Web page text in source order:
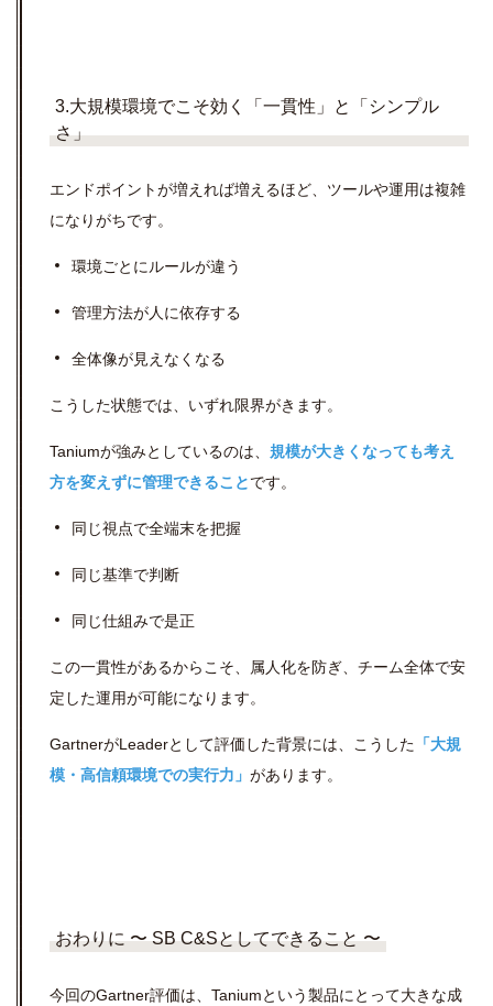
3.大規模環境でこそ効く「一貫性」と「シンプル
さ」
エンドポイントが増えれば増えるほど、ツールや運用は複雑
になりがちです。
環境ごとにルールが違う
管理方法が人に依存する
全体像が見えなくなる
こうした状態では、いずれ限界がきます。
Taniumが強みとしているのは、 規模が大きくなっても考え
方を変えずに管理できることです。
同じ視点で全端末を把握
同じ基準で判断
同じ仕組みで是正
この一貫性があるからこそ、属人化を防ぎ、チーム全体で安
定した運用が可能になります。
GartnerがLeaderとして評価した背景には、こうした 「大規
模・高信頼環境での実行力」 があります。
おわりに 〜 SB C&Sとしてできること 〜
今回のGartner評価は、Taniumという製品にとって大きな成